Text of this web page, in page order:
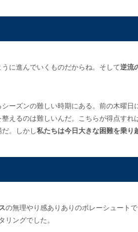
に進んでいくものだからね。そして逆流
ーズンの難しい時期にある。前の木曜日
えるのは難しいんだ。こちらが得点すれ
。しかし私たちは今日大きな困難を乗り
の無理やり感ありありのボレーシュート
リングでした。